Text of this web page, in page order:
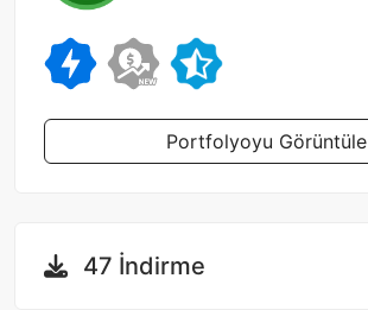
Portfolyoyu Görüntüle
47 İndirme